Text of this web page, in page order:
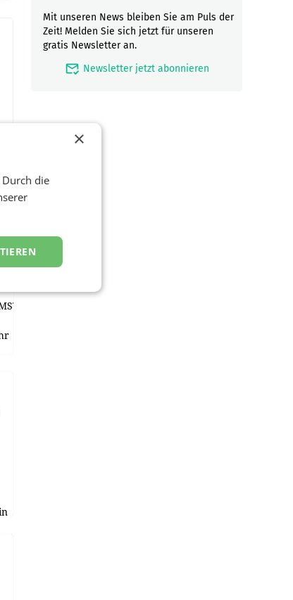
Mit unseren News bleiben Sie am Puls der
Zeit! Melden Sie sich jetzt für unseren
gratis Newsletter an.
mark_email_read Newsletter jetzt abonnieren
×
die